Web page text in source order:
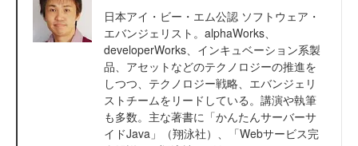
日本アイ・ビー・エム公認 ソフトウェア・
エバンジェリスト。alphaWorks、
developerWorks、インキュベーション系製
品、アセットなどのテクノロジーの推進を
しつつ、テクノロジー戦略、エバンジェリ
ストチームをリードしている。講演や執筆
も多数。主な著書に「かんたんサーバーサ
イドJava」（翔泳社）、「Webサービス完